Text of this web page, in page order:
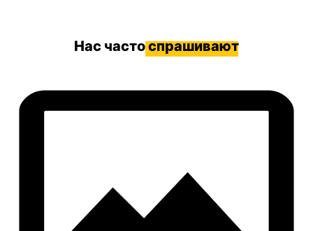
Нас частоспрашивают